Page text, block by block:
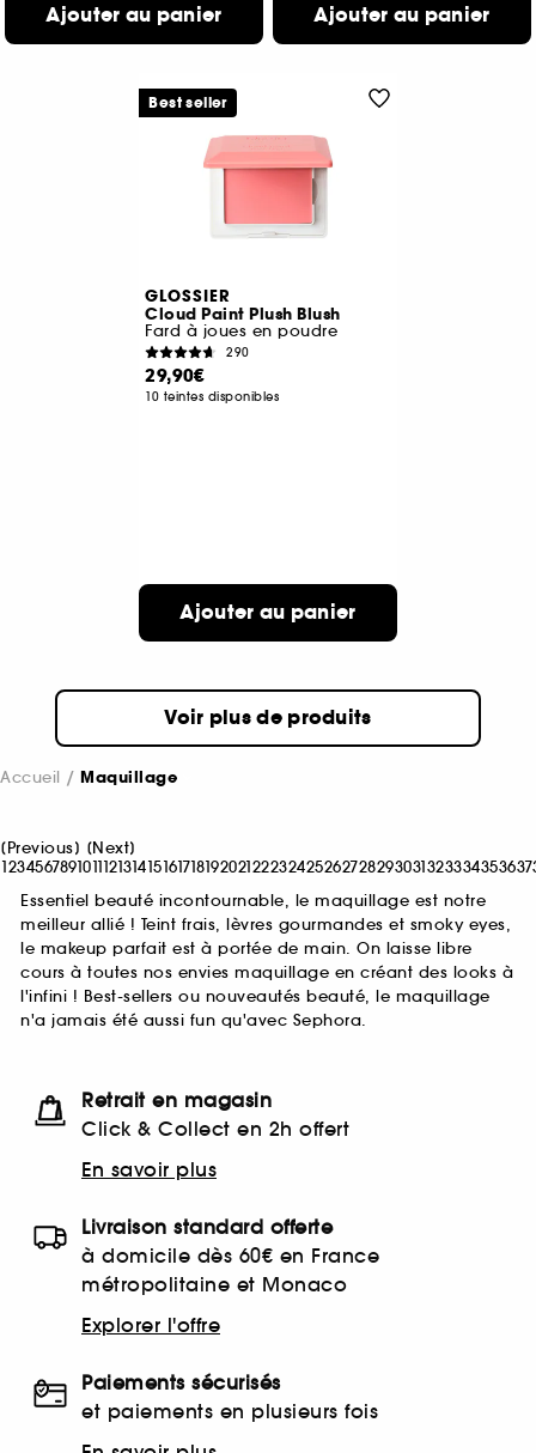
Ajouter au panier Ajouter au panier
GLOSSIER
Cloud Paint Plush Blush
Fard à joues en poudre
290
29,90€
10 teintes disponibles
Ajouter au panier
Best seller
Voir plus de produits
Accueil Maquillage
[Previous] [Next]
12345678910111213141516171819202122232425262728293031323334353637
Essentiel beauté incontournable, le maquillage est notre
meilleur allié ! Teint frais, lèvres gourmandes et smoky eyes,
le makeup parfait est à portée de main. On laisse libre
cours à toutes nos envies maquillage en créant des looks à
l'infini ! Best-sellers ou nouveautés beauté, le maquillage
n'a jamais été aussi fun qu'avec Sephora.
Retrait en magasin
Click & Collect en 2h offert
En savoir plus
Livraison standard offerte
à domicile dès 60€ en France
métropolitaine et Monaco
Explorer l'offre
Paiements sécurisés
et paiements en plusieurs fois